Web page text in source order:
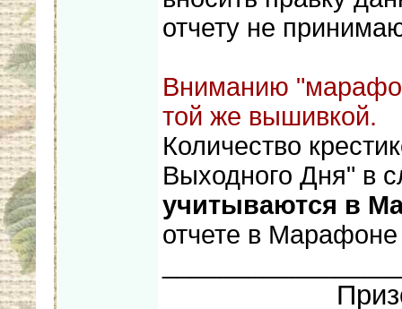
отчету не
Вниманию
той же вышивкой.
Количество
Выходного Дня" в
учитываются в
отчете в